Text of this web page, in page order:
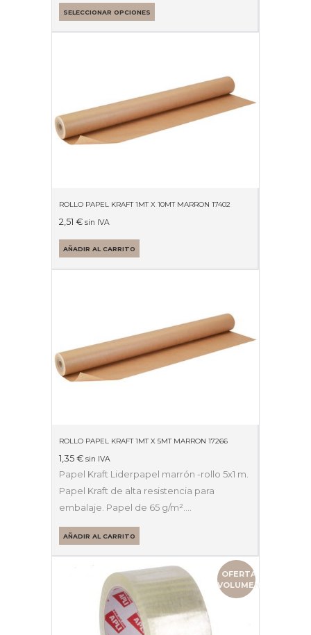
SELECCIONAR OPCIONES
ROLLO PAPEL KRAFT 1MT X 10MT MARRON 17402
2,51 € sin IVA
AÑADIR AL CARRITO
ROLLO PAPEL KRAFT 1MT X 5MT MARRON 17266
1,35 € sin IVA
Papel Kraft Liderpapel marrón -rollo 5x1 m.
Papel Kraft de alta resistencia para
embalaje. Papel de 65 g/m².…
AÑADIR AL CARRITO
OFERTA
VOLUMEN